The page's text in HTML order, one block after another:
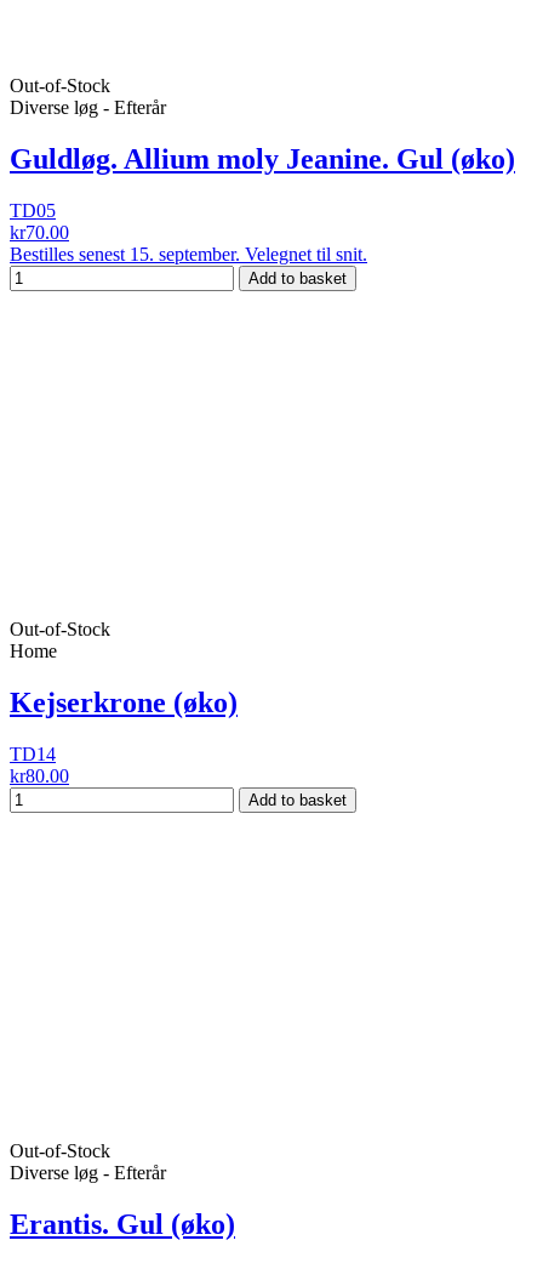
Out-of-Stock
Diverse løg - Efterår
Guldløg. Allium moly Jeanine. Gul (øko)
TD05
kr70.00
Bestilles senest 15. september. Velegnet til snit.
Add to basket
Out-of-Stock
Home
Kejserkrone (øko)
TD14
kr80.00
Add to basket
Out-of-Stock
Diverse løg - Efterår
Erantis. Gul (øko)